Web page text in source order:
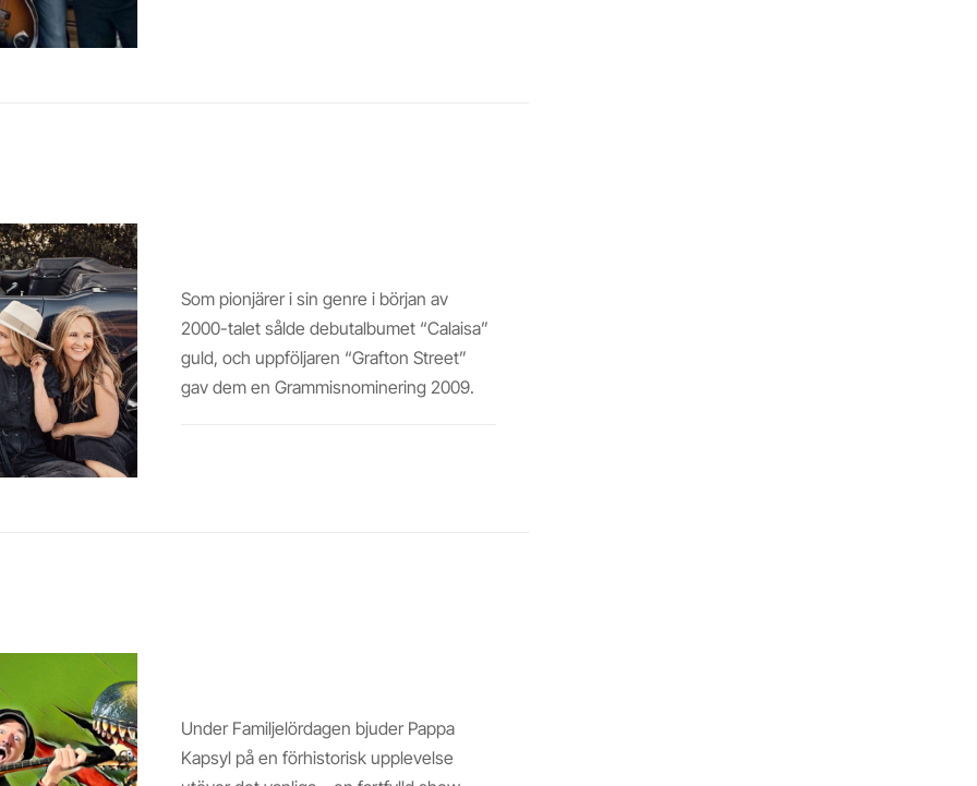
Som pionjärer i sin genre i början av
2000-talet sålde debutalbumet “Calaisa”
guld, och uppföljaren “Grafton Street”
gav dem en Grammisnominering 2009.
Under Familjelördagen bjuder Pappa
Kapsyl på en förhistorisk upplevelse